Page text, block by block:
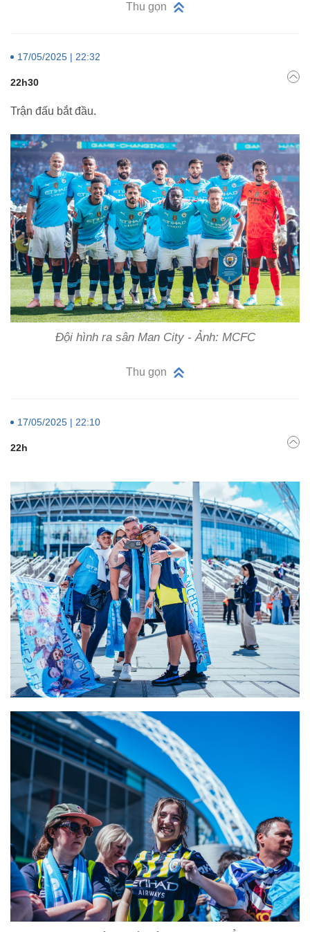
Thu gọn
17/05/2025 | 22:32
22h30
Trận đấu bắt đầu.
Đội hình ra sân Man City - Ảnh: MCFC
Thu gọn
17/05/2025 | 22:10
22h